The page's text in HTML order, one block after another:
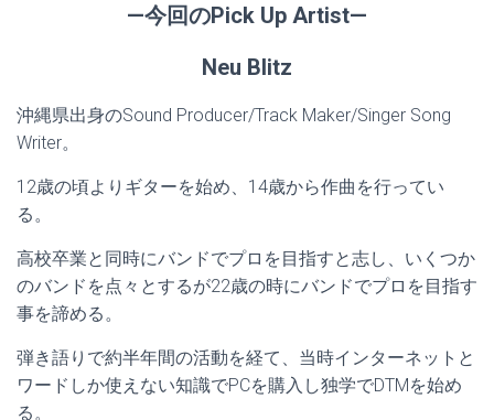
—今回のPick Up Artist—
Neu Blitz
沖縄県出身のSound Producer/Track Maker/Singer Song
Writer。
12歳の頃よりギターを始め、14歳から作曲を行ってい
る。
高校卒業と同時にバンドでプロを目指すと志し、いくつか
のバンドを点々とするが22歳の時にバンドでプロを目指す
事を諦める。
弾き語りで約半年間の活動を経て、当時インターネットと
ワードしか使えない知識でPCを購入し独学でDTMを始め
る。